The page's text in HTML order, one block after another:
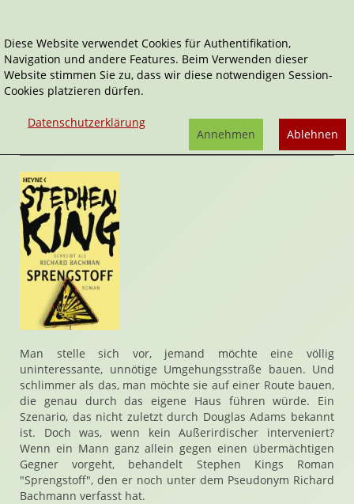
Home Belletristik Sprengstoff
Sprengstoff
Rezension von Stefan Cernohuby | 10. September 2013
Man stelle sich vor, jemand möchte eine völlig
uninteressante, unnötige Umgehungsstraße bauen. Und
schlimmer als das, man möchte sie auf einer Route bauen,
die genau durch das eigene Haus führen würde. Ein
Szenario, das nicht zuletzt durch Douglas Adams bekannt
ist. Doch was, wenn kein Außerirdischer interveniert?
Wenn ein Mann ganz allein gegen einen übermächtigen
Gegner vorgeht, behandelt Stephen Kings Roman
"Sprengstoff", den er noch unter dem Pseudonym Richard
Bachmann verfasst hat.
Diese Website verwendet Cookies für Authentifikation,
Navigation und andere Features. Beim Verwenden dieser
Website stimmen Sie zu, dass wir diese notwendigen Session-
Cookies platzieren dürfen.
Datenschutzerklärung
Ablehnen
Annehmen